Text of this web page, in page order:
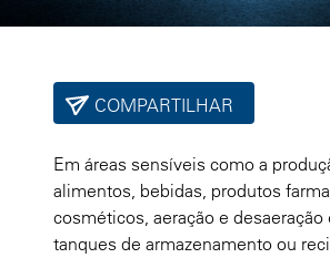
COMPARTILHAR
Em áreas sensíveis como a
alimentos, bebidas, produtos
cosméticos, aeração e desaeração
tanques de armazenamento ou